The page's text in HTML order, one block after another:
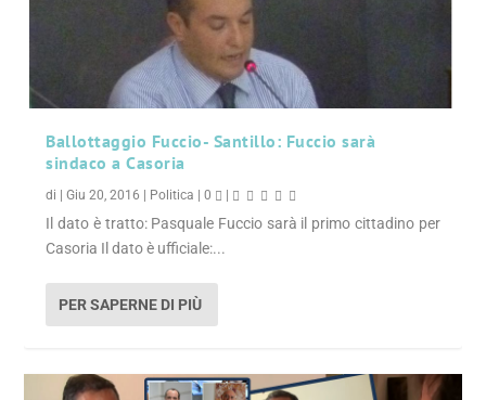
Ballottaggio Fuccio- Santillo: Fuccio sarà
sindaco a Casoria
di |Giu 20, 2016 Politica |0
Il dato è tratto: Pasquale Fuccio sarà il primo cittadino per
Casoria Il dato è ufficiale:...
PER SAPERNE DI PIÙ